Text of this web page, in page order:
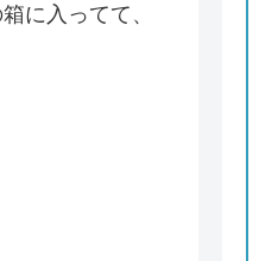
に入ってて、